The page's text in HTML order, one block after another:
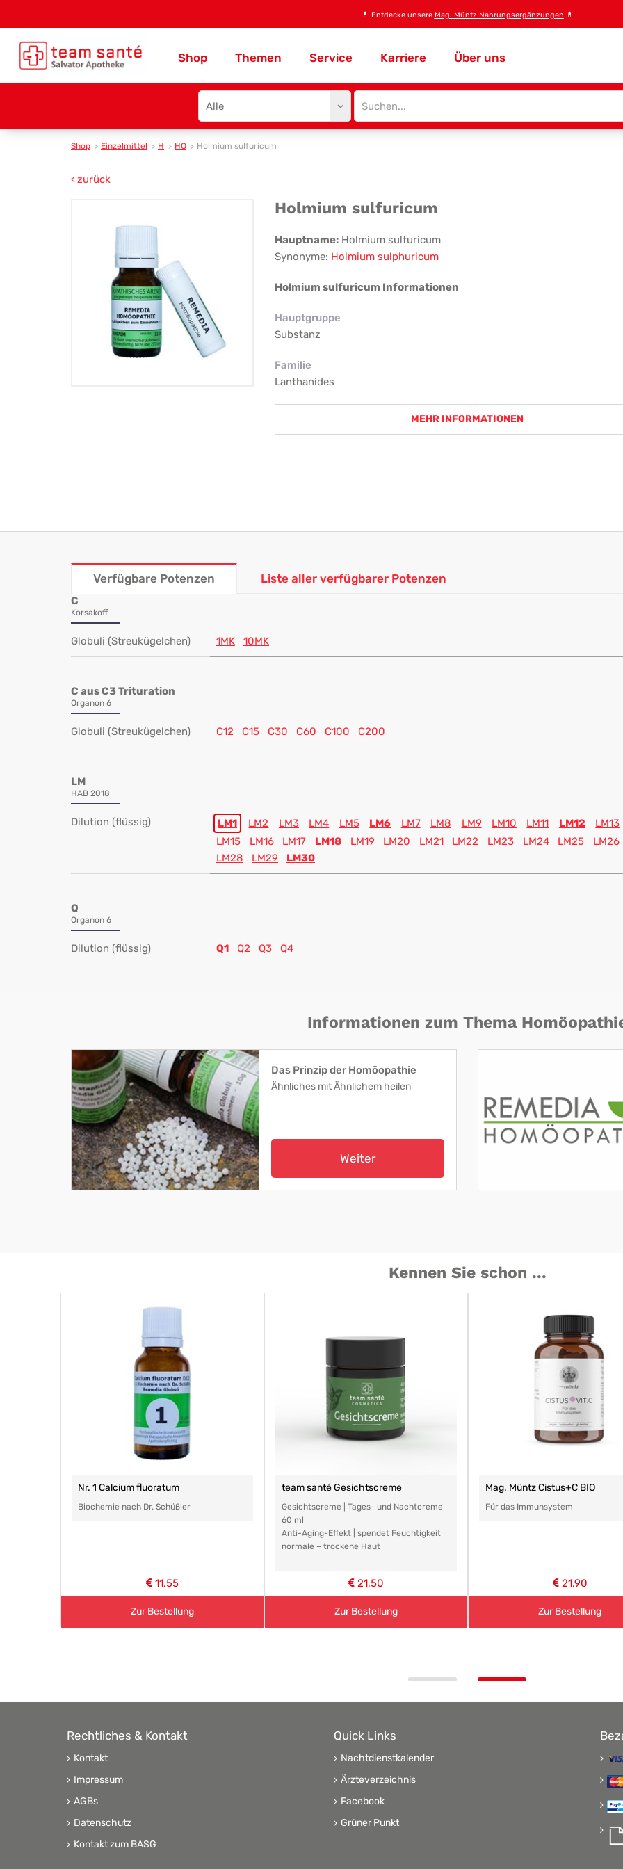
💊 Entdecke unsere Mag. Müntz Nahrungsergänzungen 💊
Shop Themen Service Karriere Über uns
Search
type
Site
search
Shop Einzelmittel H HO Holmium sulfuricum
zurück
Holmium
sulfuricum
Holmium sulfuricum
Hauptname: Holmium sulfuricum
Synonyme: Holmium sulphuricum
Holmium sulfuricum Informationen
Hauptgruppe
Substanz
Familie
Lanthanides
MEHR INFORMATIONEN
Verfügbare Potenzen Liste aller verfügbarer Potenzen
C
Korsakoff
Globuli (Streukügelchen) 1MK 10MK
C aus C3 Trituration
Organon 6
Globuli (Streukügelchen) C12 C15 C30 C60 C100 C200
LM
HAB 2018
Dilution (flüssig) LM1 LM2 LM3 LM4 LM5 LM6 LM7 LM8 LM9 LM10 LM11 LM12 LM13
LM15
LM16 LM17 LM18 LM19 LM20 LM21 LM22 LM23 LM24 LM25 LM26
LM28
LM29 LM30
Q
Organon 6
Dilution (flüssig) Q1 Q2 Q3 Q4
Informationen zum Thema
Das Prinzip der Homöopathie
Ähnliches mit Ähnlichem heilen
Weiter
Kennen Sie schon ...
Nr. 1 Calcium fluoratum
Biochemie nach Dr. Schüßler
11,55
Zur Bestellung
team santé Gesichtscreme
Gesichtscreme | Tages- und Nachtcreme
60 ml
Anti-Aging-Effekt | spendet Feuchtigkeit
normale – trockene Haut
21,50
Zur Bestellung
Mag. Müntz Cistus+C BIO
Für das Immunsystem
21,90
Zur Bestellung
Rechtliches & Kontakt
Kontakt
Impressum
AGBs
Datenschutz
Kontakt zum BASG
Quick Links
Nachtdienstkalender
Ärzteverzeichnis
Facebook
Grüner Punkt